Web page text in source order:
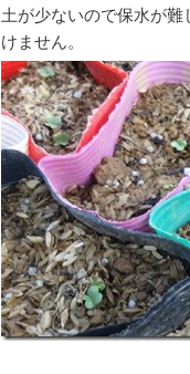
土が少ないので保水が
けません。